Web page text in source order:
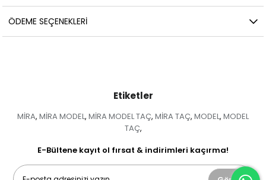
ÖDEME SEÇENEKLERI
Etiketler
MİRA, MİRA MODEL, MİRA MODEL TAÇ, MİRA TAÇ, MODEL, MODEL
TAÇ,
E-Bültene kayıt ol fırsat & indirimleri kaçırma!